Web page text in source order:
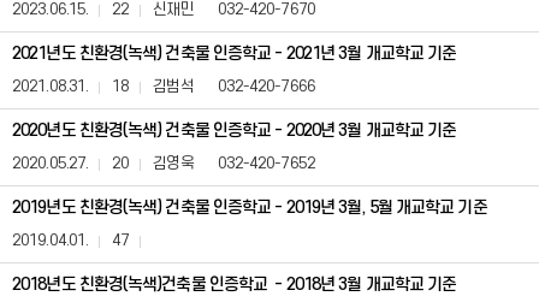
전
정
보
공
게
판
은
번
호,
목,
2023.06.15. 22 신재민 032-420-7670
2021년도 친환경(녹색) 건축물 인증학교 - 2021년 3월 개교학교 기준
2021.08.31. 18 김범석 032-420-7666
2020년도 친환경(녹색) 건축물 인증학교 - 2020년 3월 개교학교 기준
2020.05.27. 20 김영욱 032-420-7652
2019년도 친환경(녹색) 건축물 인증학교 - 2019년 3월, 5월 개교학교 기준
2019.04.01. 47
2018년도 친환경(녹색)건축물 인증학교 - 2018년 3월 개교학교 기준